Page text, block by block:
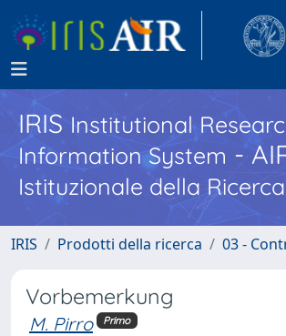
IRISInstitutional
Information System -
Istituzionale della Ricerca
IRIS Prodotti della ricerca 03 -
Vorbemerkung
M. Pirro Primo